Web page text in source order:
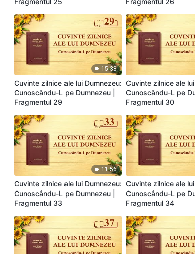
15:38
Cuvinte zilnice ale lui Dumnezeu:
Cunoscându-L pe Dumnezeu |
Fragmentul 29
Cuvinte zilnice ale
Cunoscându-L pe
Fragmentul 30
11:56
Cuvinte zilnice ale lui Dumnezeu:
Cunoscându-L pe Dumnezeu |
Fragmentul 33
Cuvinte zilnice ale
Cunoscându-L pe
Fragmentul 34